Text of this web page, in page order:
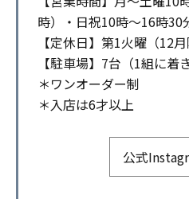
時）・日祝10時～16時30
【定休日】第1火曜（12月
【駐車場】7台（1組に着
＊ワンオーダー制
＊入店は6才以上
公式